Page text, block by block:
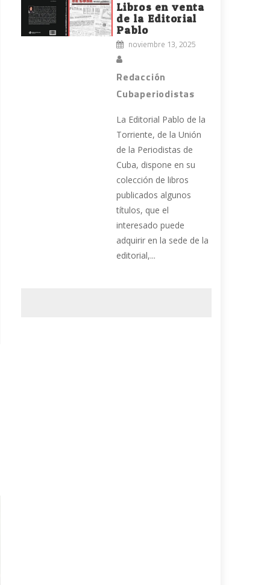
Libros en venta
de la Editorial
Pablo
noviembre 13, 2025
Redacción
Cubaperiodistas
La Editorial Pablo de la
Torriente, de la Unión
de la Periodistas de
Cuba, dispone en su
colección de libros
publicados algunos
títulos, que el
interesado puede
adquirir en la sede de la
editorial,...